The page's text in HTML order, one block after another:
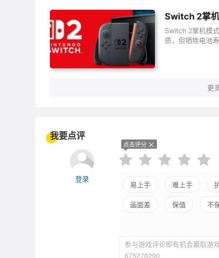
Switch 2掌
Switch 2掌机模
质，但牺牲电池
更
我要点评
登录
点击评分
易上手 难上手
画面差 保值 不
参与游戏评论即有机会赢取游
675276290